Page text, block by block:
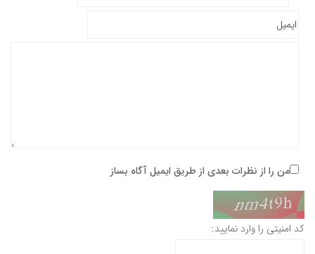
من را از نظرات بعدی از طریق ایمیل آگاه بساز
کد امنیتی را وارد نمایید: